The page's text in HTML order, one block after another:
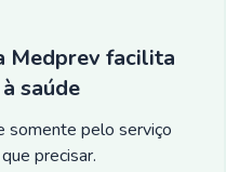
Medprev facilita
saúde
somente pelo serviço
precisar.